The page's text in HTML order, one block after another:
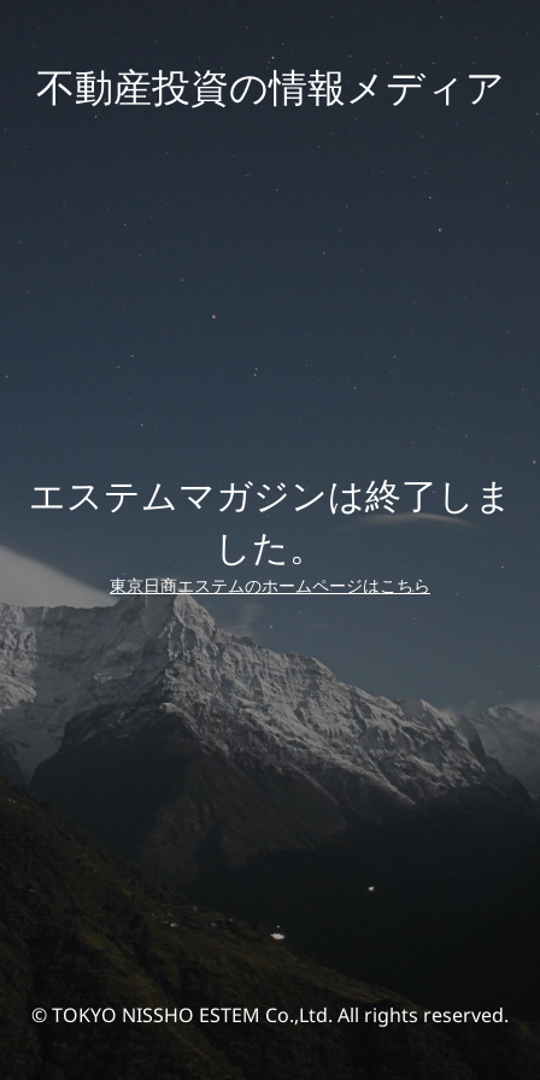
不動産投資の情報メディア
エステムマガジンは終了しま
した。
東京日商エステムのホームページはこちら
© TOKYO NISSHO ESTEM Co.,Ltd. All rights reserved.